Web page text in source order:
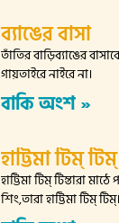
ব্যাঙের বাসা
তাঁতির বাড়িব্যাঙের
গায়তাইরে নাইরে না।
বাকি অংশ »
হাট্টিমা টিম্ টিম্
হাট্টিমা টিম্ টিম্তারা
শিং,তারা হাট্টিমা টিম্ টিম্।